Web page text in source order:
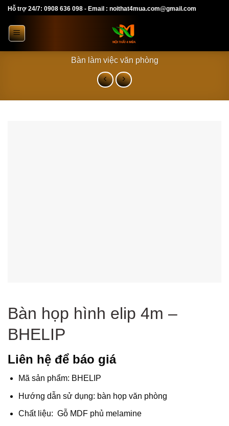
Skip
content
Hỗ trợ 24/7: 0908 636 098 - Email : noithat4mua.com@gmail.com
Bàn làm việc văn phòng
Bàn họp hình elip 4m –
BHELIP
Liên hệ để báo giá
Mã sản phẩm: BHELIP
Hướng dẫn sử dụng: bàn họp văn phòng
Chất liệu: Gỗ MDF phủ melamine